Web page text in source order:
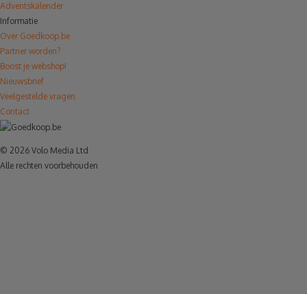
Adventskalender
Informatie
Over Goedkoop.be
Partner worden?
Boost je webshop!
Nieuwsbrief
Veelgestelde vragen
Contact
© 2026 Volo Media Ltd
Alle rechten voorbehouden